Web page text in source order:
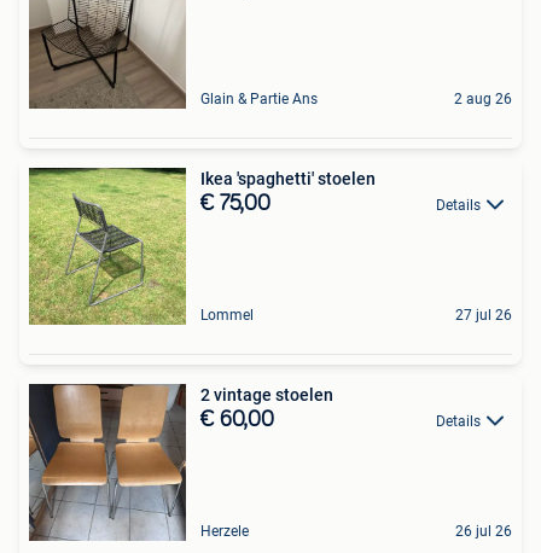
Glain & Partie Ans 2 aug 26
Ikea 'spaghetti' stoelen
€ 75,00 Details
Lommel 27 jul 26
2 vintage stoelen
€ 60,00 Details
Herzele 26 jul 26